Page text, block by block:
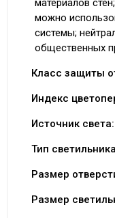
материалов
можно
системы;
общественных
Класс защиты
Индекс
Источник света:
Тип
Размер
Размер